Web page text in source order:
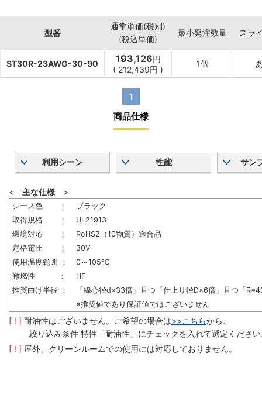
型番
通常単価(税別)
(税込単価)
最小発注数量 スラ
ST30R-23AWG-30-90 193,126円
( 212,439円 )
1個
1
商品仕様
利用シーン 性能 サン
< 主な仕様 >
シース色 ：
ブラック
取得規格 ：
UL21913
環境対応 ：
RoHS2（10物質）適合品
定格電圧 ：
30V
使用温度範囲 ：
0～105℃
難燃性 ：
HF
推奨曲げ半径 ：
「線心径d×33倍」且つ「仕上り径D×6倍」且つ「
※推奨値であり保証値ではございません
[ ! ] 耐油性はございません。ご希望の場合は>>こちらから、
絞り込み条件 特性「耐油性」にチェックを入れて選定くださ
[ ! ] 屋外、クリーンルームでの使用には対応しておりません。